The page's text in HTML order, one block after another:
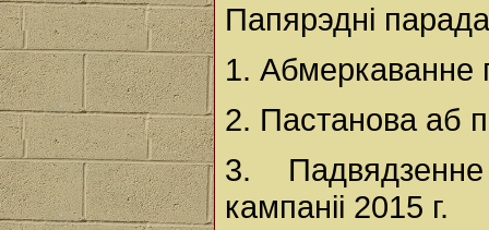
Папярэдні
1.
2. Пастанова аб
3.
кампаніі 2015 г.